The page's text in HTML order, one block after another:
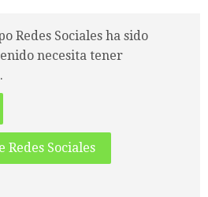
Redes Sociales ha sido
necesita tener
Redes Sociales